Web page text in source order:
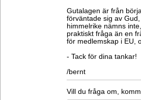
Gutalagen är från
förväntade sig av
himmelrike nämns
praktiskt fråga än en
för medlemskap i EU,
- Tack för dina tankar!
/bernt
Vill du fråga om,